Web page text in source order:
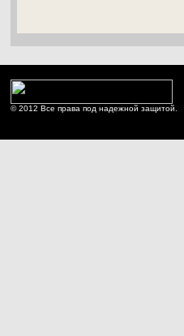
© 2012 Все права под надежной защитой.